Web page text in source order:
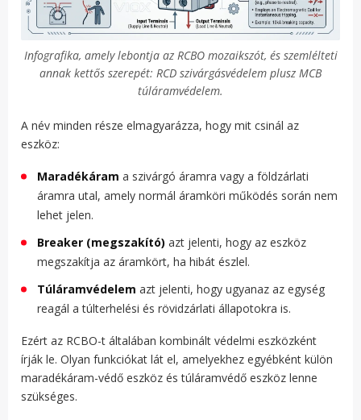
Infografika, amely lebontja az RCBO mozaikszót, és szemlélteti
annak kettős szerepét: RCD szivárgásvédelem plusz MCB
túláramvédelem.
A név minden része elmagyarázza, hogy mit csinál az
eszköz:
Maradékáram a szivárgó áramra vagy a földzárlati
áramra utal, amely normál áramköri működés során nem
lehet jelen.
Breaker (megszakító) azt jelenti, hogy az eszköz
megszakítja az áramkört, ha hibát észlel.
Túláramvédelem azt jelenti, hogy ugyanaz az egység
reagál a túlterhelési és rövidzárlati állapotokra is.
Ezért az RCBO-t általában kombinált védelmi eszközként
írják le. Olyan funkciókat lát el, amelyekhez egyébként külön
maradékáram-védő eszköz és túláramvédő eszköz lenne
szükséges.